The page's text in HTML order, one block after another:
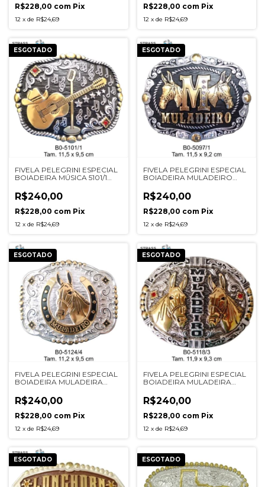
R$228,00 com Pix
12 x de R$24,69
R$228,00 com Pix
12 x de R$24,69
ESGOTADO
FIVELA PELEGRINI ESPECIAL
BOIADEIRA MÚSICA 5101/1
R$240,00
R$228,00 com Pix
12 x de R$24,69
ESGOTADO
FIVELA PELEGRINI ESPECIAL
BOIADEIRA MULADEIRO
R$240,00
R$228,00 com Pix
12 x de R$24,69
ESGOTADO
FIVELA PELEGRINI ESPECIAL
BOIADEIRA MULADEIRA
R$240,00
R$228,00 com Pix
12 x de R$24,69
ESGOTADO
FIVELA PELEGRINI ESPECIAL
BOIADEIRA MULADEIRA
R$240,00
R$228,00 com Pix
12 x de R$24,69
ESGOTADO ESGOTADO